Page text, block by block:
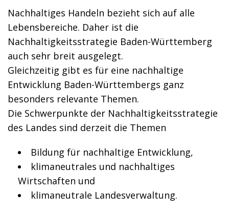
Nachhaltiges Handeln bezieht sich auf alle
Lebensbereiche. Daher ist die
Nachhaltigkeitsstrategie Baden-Württemberg
auch sehr breit ausgelegt.
Gleichzeitig gibt es für eine nachhaltige
Entwicklung Baden-Württembergs ganz
besonders relevante Themen.
Die Schwerpunkte der Nachhaltigkeitsstrategie
des Landes sind derzeit die Themen
Bildung für nachhaltige Entwicklung,
klimaneutrales und nachhaltiges
Wirtschaften und
klimaneutrale Landesverwaltung.